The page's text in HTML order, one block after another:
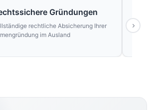
Gründungen
rechtliche Absicherung Ihrer
im Ausland